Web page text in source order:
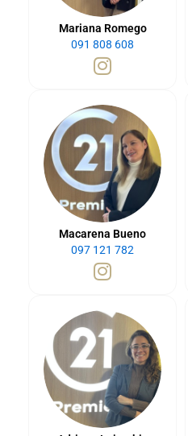
Mariana Romego
091 808 608
Macarena Bueno
097 121 782